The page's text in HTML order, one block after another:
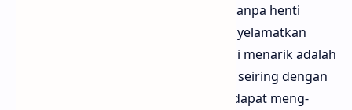
sebagai karakter yang harus berlari tanpa henti
melewati kawanan zombie demi menyelamatkan
keluarganya. Yang membuat game ini menarik adalah
adanya alur cerita yang berkembang seiring dengan
progress pemain. Selain itu, pemain dapat meng-